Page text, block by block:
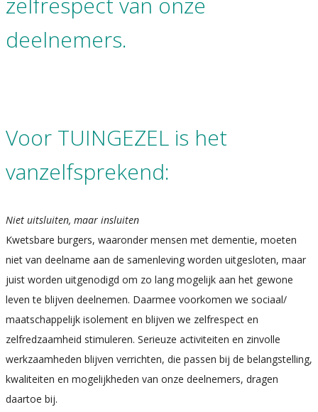
deelnemers.
Voor TUINGEZEL is het
vanzelfsprekend:
Niet uitsluiten, maar insluiten
Kwetsbare burgers, waaronder mensen met dementie, moeten
niet van deelname aan de samenleving worden uitgesloten, maar
juist worden uitgenodigd om zo lang mogelijk aan het gewone
leven te blijven deelnemen. Daarmee voorkomen we sociaal/
maatschappelijk isolement en blijven we zelfrespect en
zelfredzaamheid stimuleren. Serieuze activiteiten en zinvolle
werkzaamheden blijven verrichten, die passen bij de belangstelling,
kwaliteiten en mogelijkheden van onze deelnemers, dragen
daartoe bij.